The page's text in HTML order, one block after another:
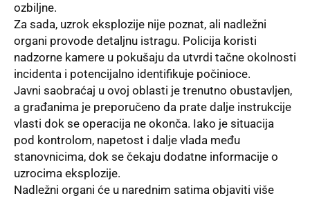
ozbiljne.
Za sada, uzrok eksplozije nije poznat, ali nadležni
organi provode detaljnu istragu. Policija koristi
nadzorne kamere u pokušaju da utvrdi tačne okolnosti
incidenta i potencijalno identifikuje počinioce.
Javni saobraćaj u ovoj oblasti je trenutno obustavljen,
a građanima je preporučeno da prate dalje instrukcije
vlasti dok se operacija ne okonča. Iako je situacija
pod kontrolom, napetost i dalje vlada među
stanovnicima, dok se čekaju dodatne informacije o
uzrocima eksplozije.
Nadležni organi će u narednim satima objaviti više